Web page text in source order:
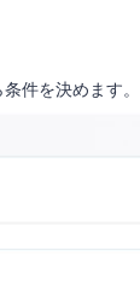
件を決めます。